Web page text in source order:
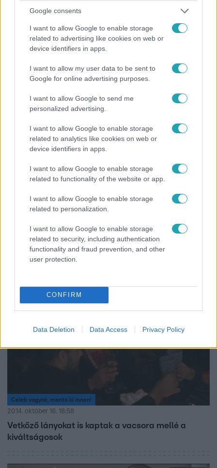
Google consents
I want to allow Google to enable storage
related to advertising like cookies on web or
device identifiers in apps.
I want to allow my user data to be sent to
Google for online advertising purposes.
I want to allow Google to send me
personalized advertising.
I want to allow Google to enable storage
related to analytics like cookies on web or
device identifiers in apps.
I want to allow Google to enable storage
related to functionality of the website or app.
I want to allow Google to enable storage
related to personalization.
I want to allow Google to enable storage
related to security, including authentication
functionality and fraud prevention, and other
user protection.
CONFIRM
Data Deletion Data Access Privacy Policy
Celeb vagyok, ments ki innen!
Mikinek a napi hatezer kalória hiányzott a
legjobban
A műsor második kiesője naponta szokott nagyjából
annyit enni, mint amennyit az elmúlt tizenegy napban
nem volt túl aktív a dzsungelben.
Celeb vagyok, ments ki innen!
2014. október 16. 18:59
Laci és Aurelio nem siratták meg Angélát
Celeb vagyok, ments ki innen!
2014. október 16. 18:58
Vetkőző lányokat is kaptak a vacsora mellé a
kiváltságosok